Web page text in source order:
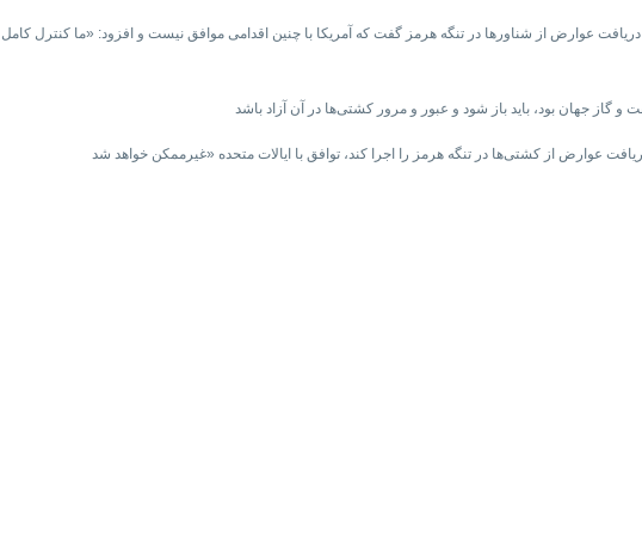
عوارض از شناورها در تنگه هرمز گفت که آمریکا با چنین اقدامی موافق نیست و افزود: «ما کنترل